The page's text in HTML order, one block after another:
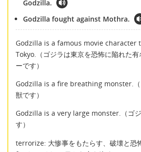
Godzilla.
Godzilla fought against Mothra.
Godzilla is a famous movie character
Tokyo.（ゴジラは東京を恐怖に陥れた
ーです）
Godzilla is a fire breathing monster.（
獣です）
Godzilla is a very large monster.（ゴ
す）
terrorize: 大惨事をもたらす、破壊と恐